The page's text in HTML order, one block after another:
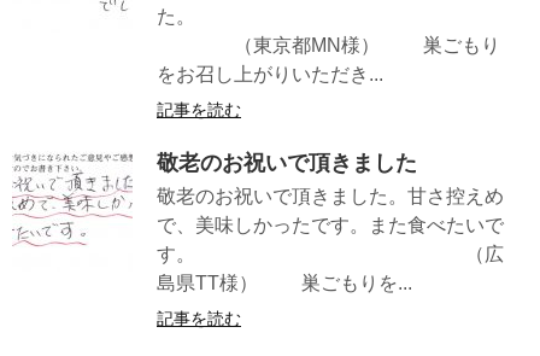
た。
（東京都MN様） 巣ごもり
をお召し上がりいただき...
記事を読む
敬老のお祝いで頂きました
敬老のお祝いで頂きました。甘さ控えめ
で、美味しかったです。また食べたいで
す。 （広
島県TT様） 巣ごもりを...
記事を読む